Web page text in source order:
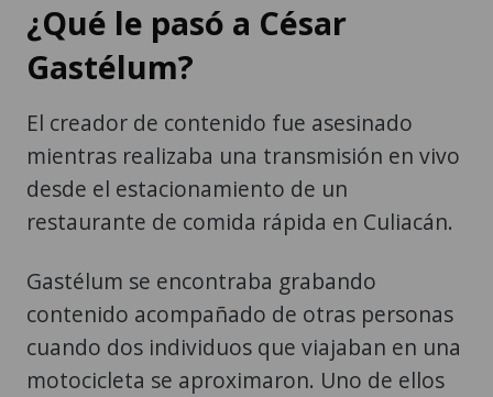
¿Qué le pasó a César
Gastélum?
El creador de contenido fue asesinado
mientras realizaba una transmisión en vivo
desde el estacionamiento de un
restaurante de comida rápida en Culiacán.
Gastélum se encontraba grabando
contenido acompañado de otras personas
cuando dos individuos que viajaban en una
motocicleta se aproximaron. Uno de ellos